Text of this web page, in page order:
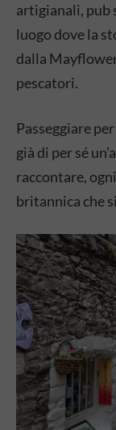
artigianali, pub
luogo dove la
dalla
pescatori.
Passeggiare
già di per sé
raccontare,
britannica che